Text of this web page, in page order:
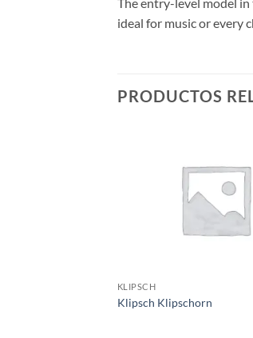
The entry-level model
ideal for music or every
PRODUCTOS
KLIPSCH
Klipsch Klipschorn